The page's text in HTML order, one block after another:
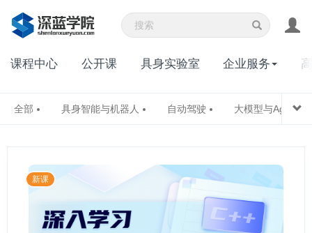
课程中心 公开课 具身实验室 企业服务
全部 具身智能与机器人 自动驾驶 大模型与Agent
新课